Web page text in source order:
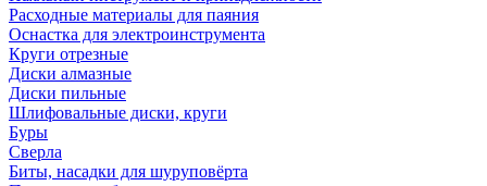
Расходные материалы для паяния
Оснастка для электроинструмента
Круги отрезные
Диски алмазные
Диски пильные
Шлифовальные диски, круги
Буры
Сверла
Биты, насадки для шуруповёрта